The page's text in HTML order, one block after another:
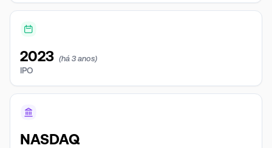
2023 (há 3 anos)
IPO
NASDAQ